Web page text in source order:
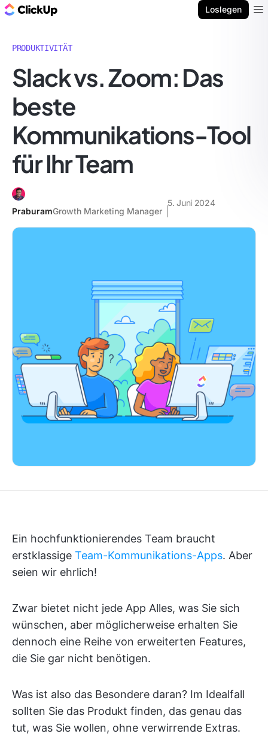
Loslegen
PRODUKTIVITÄT
Slack vs. Zoom: Das
beste
Kommunikations-Tool
für Ihr Team
PraburamGrowth Marketing Manager
5. Juni 2024
Ein hochfunktionierendes Team braucht
erstklassige Team-Kommunikations-Apps. Aber
seien wir ehrlich!
Zwar bietet nicht jede App Alles, was Sie sich
wünschen, aber möglicherweise erhalten Sie
dennoch eine Reihe von erweiterten Features,
die Sie gar nicht benötigen.
Was ist also das Besondere daran? Im Idealfall
sollten Sie das Produkt finden, das genau das
tut, was Sie wollen, ohne verwirrende Extras.